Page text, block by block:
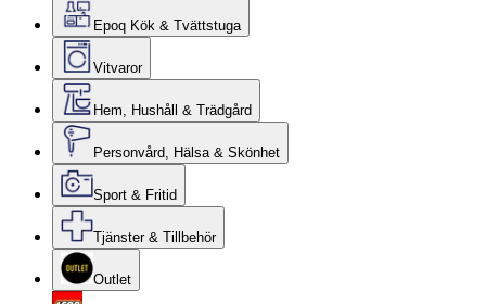
Epoq Kök & Tvättstuga
Vitvaror
Hem, Hushåll & Trädgård
Personvård, Hälsa & Skönhet
Sport & Fritid
Tjänster & Tillbehör
Outlet